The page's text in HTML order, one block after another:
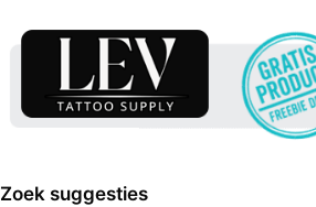
Zoek suggesties